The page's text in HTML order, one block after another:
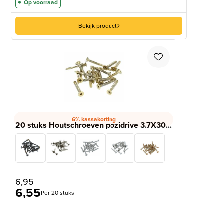
Op voorraad
Bekijk product
6% kassakorting
20 stuks Houtschroeven pozidrive 3.7X30...
6,95
6,55Per 20 stuks